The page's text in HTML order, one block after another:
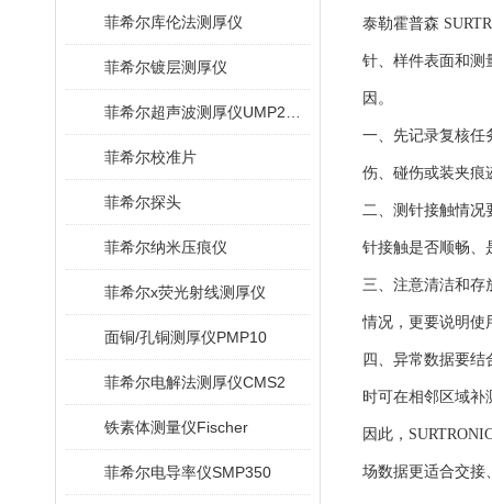
菲希尔库伦法测厚仪
菲希尔镀层测厚仪
菲希尔校准片
菲希尔探头
菲希尔纳米压痕仪
菲希尔x荧光射线测厚仪
面铜/孔铜测厚仪PMP10
菲希尔电解法测厚仪CMS2
铁素体测量仪Fischer
菲希尔电导率仪SMP350
泰勒霍普森
针、样件表面和测
因。
一、先记录复核任
伤、碰伤或装夹痕
二、测针接触情况
针接触是否顺畅、
三、注意清洁和存
情况，更要说明使
四、异常数据要
时可在相邻区域补
因此，
场数据更适合交接